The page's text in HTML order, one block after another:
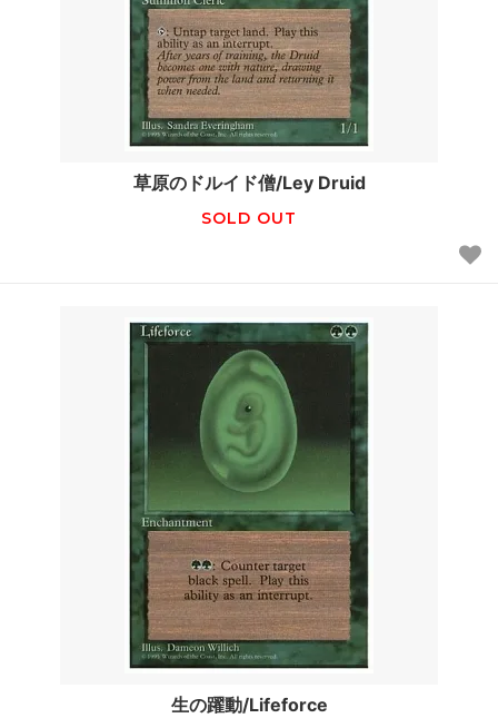
草原のドルイド僧/Ley Druid
SOLD OUT
生の躍動/Lifeforce